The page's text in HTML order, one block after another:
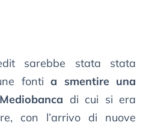
sarebbe stata stata
fonti a smentire una
di cui si era
con l’arrivo di nuove